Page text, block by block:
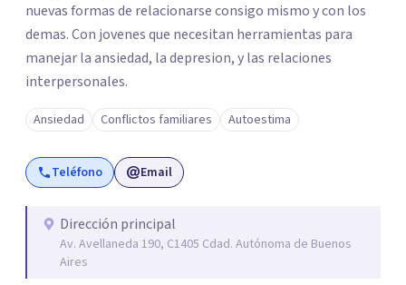
nuevas formas de relacionarse consigo mismo y con los
demas. Con jovenes que necesitan herramientas para
manejar la ansiedad, la depresion, y las relaciones
interpersonales.
Ansiedad Conflictos familiares Autoestima
Teléfono Email
Dirección principal
Av. Avellaneda 190, C1405 Cdad. Autónoma de Buenos
Aires